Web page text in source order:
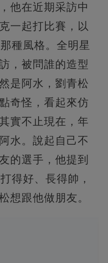
他在近期采訪中
一起打比賽，以
種風格。全明星
，被問誰的造型
是阿水，劉青松
奇怪，看起來仿
實不止現在，年
水。說起自己不
的選手，他提到
得好、長得帥，
想跟他做朋友。